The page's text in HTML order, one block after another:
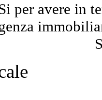
per avere in